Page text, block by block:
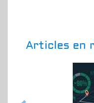
Articles en